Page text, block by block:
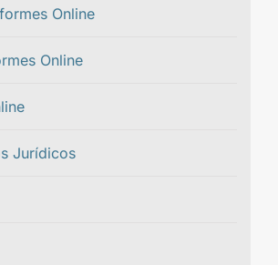
Online
Online
Jurídicos